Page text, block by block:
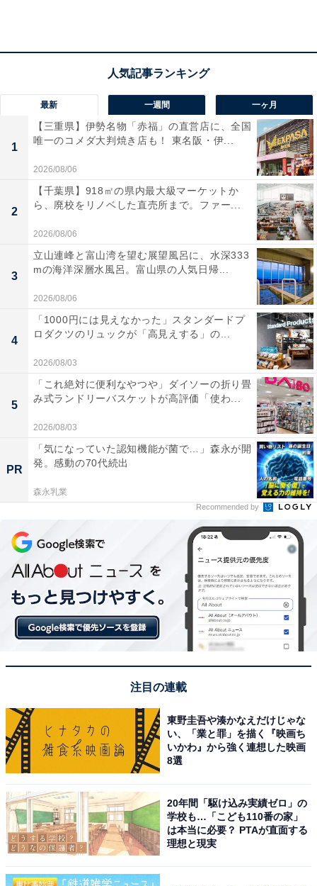
最強開運日にやるといいこと
「一粒万倍日」と「天赦日」は、どちらも新しいことを
始めるのに良い日とされています。
新年に目標を立てた方は、2023年最初の最強開運日であ
る2023年1月6日に行動を始めてみてはいかがでしょう
か。開運パワーが後押しをしてくれるかもしれません。
【やるといいこと】
・家や車の購入
・財布の購入や使い初め
・宝くじの購入
・資格の勉強や習い事
最新 一週間 一ヶ月
1
【三重県】伊勢名物「赤福」の直営店に、全国
唯一のコメダ大判焼き店も！ 東名阪・伊...
2026/08/06
2
【千葉県】918㎡の県内最大級マーケットか
ら、廃校をリノベした直売所まで。ファー...
2026/08/06
3
立山連峰と富山湾を望む展望風呂に、水深333
mの海洋深層水風呂。富山県の人気日帰...
2026/08/06
4
「1000円には見えなかった」スタンダードプ
ロダクツのリュックが「高見えする」の...
2026/08/03
5
「これ絶対に便利なやつや」ダイソーの折り畳
み式ランドリーバスケットが高評価「使わ...
2026/08/03
PR
「気になっていた認知機能が菌で…」森永が開
発。感動の70代続出
森永乳業
Recommended by
注目の連載
東野圭吾や湊かなえだけじゃな
い、「業と罪」を描く『映画ち
いかわ』から強く連想した映画
8選
20年間「駆け込み実績ゼロ」の
学校も…「こども110番の家」
は本当に必要？ PTAが直面する
理想と現実